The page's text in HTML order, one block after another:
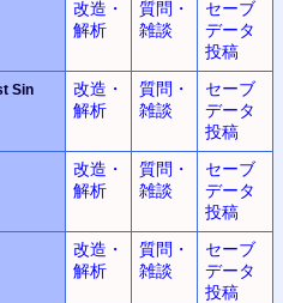
改造・
解析
質問・
雑談
セーブ
データ
投稿
Sin
改造・
解析
質問・
雑談
セーブ
データ
投稿
改造・
解析
質問・
雑談
セーブ
データ
投稿
改造・
解析
質問・
雑談
セーブ
データ
投稿